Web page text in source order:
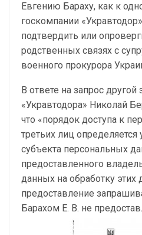
Евгению Бараху, как к
госкомпании
подтвердить или
родственных связях с
военного прокурора
В ответе на запрос другой
«Укравтодора» Николай
что «порядок доступа к
третьих лиц определяется
субъекта персональных
предоставленного
данных на обработку этих
предоставление
Барахом Е. В. не